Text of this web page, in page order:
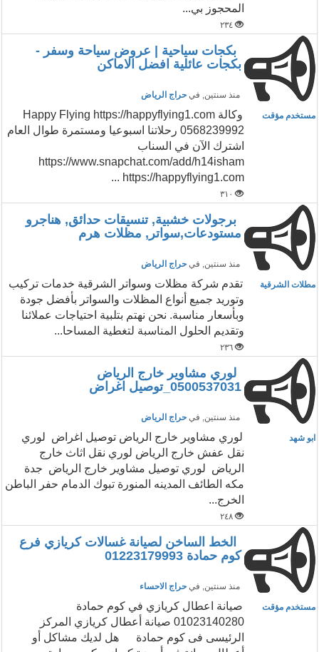
المحجوز بي...
٢٣٤
بكجات سياحية | عروض سياحة وسفر -
بكجات عائلية افضل الاماكن
منذ سنتين, في حراج الرياض
مستخدم مؤقت
وكالة Happy Flying https://happyflying1.com
0568239992 رحلاتنا اسبوعيا ومستمرة طوال العام
اشترك الآن في السناب
https://www.snapchat.com/add/h14isham
https://happyflying1.com ...
٣١٠
برجولات خشبية, تنسيقات حدائق, هناجرو
مستودعات,سواتر, مظلات هرم
منذ سنتين, في حراج الرياض
مطلات الشرقية
تقدم شركة مظلات وسواتر الشرقية خدمات تركيب
وتوريد جميع أنواع المظلات والسواتر بأفضل جودة
وبأسعار مناسبة. نحن نهتم بتلبية احتياجات عملائنا
وتقديم الحلول المناسبة لتغطية المساحا...
٢٣٦
لوري مشاوير خارج الرياض
0500537031_توصيل اغراض
منذ سنتين, في حراج الرياض
ابو شهد
لوري مشاوير خارج الرياض توصيل اغراض لوري
نقل عفش خارج الرياض لوري نقل اثاث خارج
الرياض لوري توصيل مشاوير خارج الرياض جدة
مكه الطائف المدينه المنورة تبوك الدمام حفر الباطن
الخرج...
٢٤٨
الخط الساخن لصيانة غسالات كريازي فرع
كوم حمادة 01223179993
منذ سنتين, في حراج الاحساء
مستخدم مؤقت
صيانة اعطال كريازي في كوم حمادة
01023140280 صيانة أعطال كريازي المركز
الرئيسى فى كوم حمادة هل لديك مشاكل أو